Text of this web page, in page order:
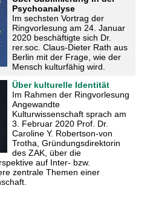
Psychoanalyse
Im sechsten Vortrag der
Ringvorlesung am 24. Januar
2020 beschäftigte sich Dr.
rer.soc. Claus-Dieter Rath aus
Berlin mit der Frage, wie der
Mensch kulturfähig wird.
Über kulturelle Identität
Im Rahmen der Ringvorlesung
Angewandte
Kulturwissenschaft sprach am
3. Februar 2020 Prof. Dr.
Caroline Y. Robertson-von
Trotha, Gründungsdirektorin
des ZAK, über die
auf Inter- bzw.
zentrale Themen einer